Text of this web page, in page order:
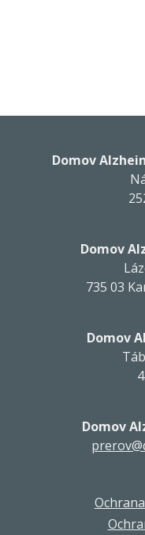
Domov
Domov
735 03
Domov
Domov